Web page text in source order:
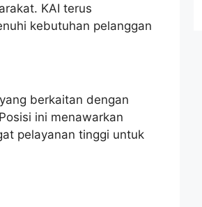
KAI terus
kebutuhan pelanggan
berkaitan dengan
ini menawarkan
pelayanan tinggi untuk